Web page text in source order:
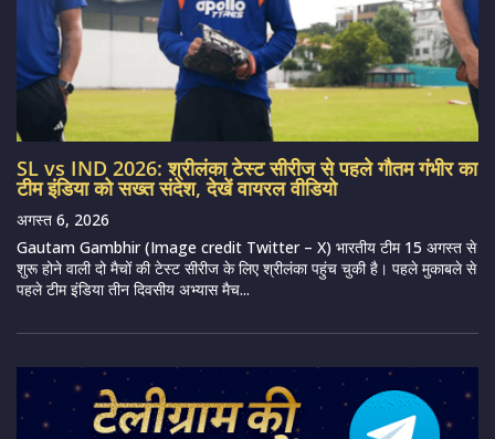
SL vs IND 2026: श्रीलंका टेस्ट सीरीज से पहले गौतम गंभीर का
टीम इंडिया को सख्त संदेश, देखें वायरल वीडियो
अगस्त 6, 2026
Gautam Gambhir (Image credit Twitter – X) भारतीय टीम 15 अगस्त से
शुरू होने वाली दो मैचों की टेस्ट सीरीज के लिए श्रीलंका पहुंच चुकी है। पहले मुकाबले से
पहले टीम इंडिया तीन दिवसीय अभ्यास मैच...